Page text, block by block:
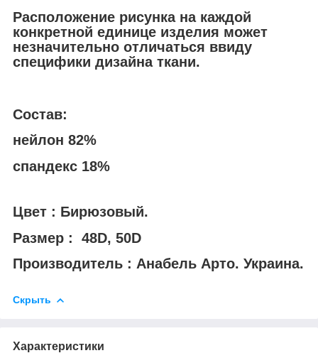
Расположение рисунка на каждой
конкретной единице изделия может
незначительно отличаться ввиду
специфики дизайна ткани.
Состав:
нейлон 82%
спандекс 18%
Цвет : Бирюзовый.
Размер : 48D, 50D
Производитель : Анабель Арто. Украина.
Скрыть
Характеристики